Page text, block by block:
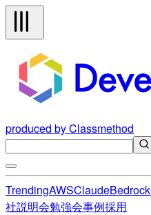
produced by Classmethod
TrendingAWSClaudeBedrock
社説明会勉強会事例採用